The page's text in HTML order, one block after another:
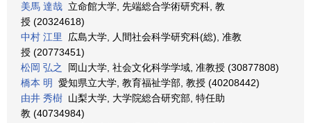
美馬 達哉 立命館大学, 先端総合学術研究科, 教
授 (20324618)
中村 江里
広島大学, 人間社会科学研究科(総), 准教
授 (20773451)
松岡 弘之
岡山大学, 社会文化科学学域, 准教授 (30877808)
橋本 明
愛知県立大学, 教育福祉学部, 教授 (40208442)
由井 秀樹 山梨大学, 大学院総合研究部, 特任助
教 (40734984)